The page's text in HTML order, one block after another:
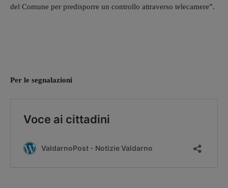
del Comune per predisporre un controllo attraverso telecamere”.
Per le segnalazioni